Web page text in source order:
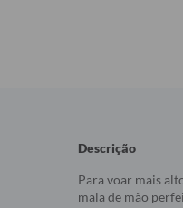
Descrição
Para voar mais
mala de mão